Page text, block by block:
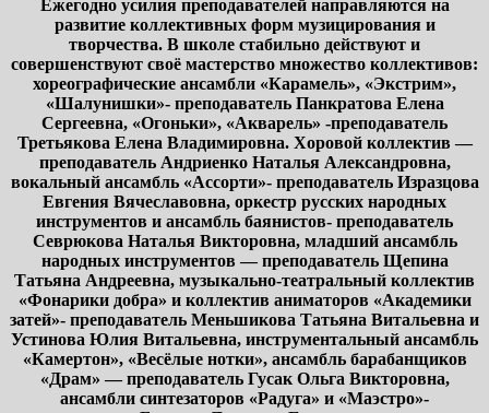
Ежегодно усилия преподавателей направляются на
развитие коллективных форм музицирования и
творчества. В школе стабильно действуют и
совершенствуют своё мастерство множество коллективов:
хореографические ансамбли «Карамель», «Экстрим»,
«Шалунишки»- преподаватель Панкратова Елена
Сергеевна, «Огоньки», «Акварель» -преподаватель
Третьякова Елена Владимировна. Хоровой коллектив —
преподаватель Андриенко Наталья Александровна,
вокальный ансамбль «Ассорти»- преподаватель Изразцова
Евгения Вячеславовна, оркестр русских народных
инструментов и ансамбль баянистов- преподаватель
Севрюкова Наталья Викторовна, младший ансамбль
народных инструментов — преподаватель Щепина
Татьяна Андреевна, музыкально-театральный коллектив
«Фонарики добра» и коллектив аниматоров «Академики
затей»- преподаватель Меньшикова Татьяна Витальевна и
Устинова Юлия Витальевна, инструментальный ансамбль
«Камертон», «Весёлые нотки», ансамбль барабанщиков
«Драм» — преподаватель Гусак Ольга Викторовна,
ансамбли синтезаторов «Радуга» и «Маэстро»-